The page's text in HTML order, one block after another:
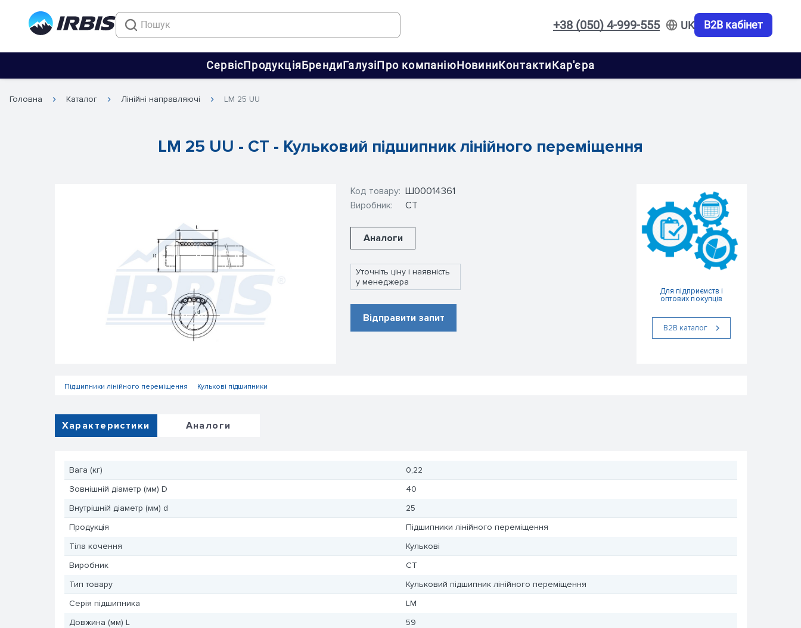
+38 (050) 4-999-555 UK B2B кабінет
СервісПродукціяБрендиГалузіПро компаніюНовиниКонтактиКар'єра
Головна Каталог Лінійні направляючі LM 25 UU
LM 25 UU - CT - Кульковий підшипник лінійного переміщення
Код товару:
Виробник:
Ш00014361
CT
Аналоги
Уточніть ціну і наявність
у менеджера
Відправити запит
Для підприємств і
оптових покупців
В2В каталог
Підшипники лінійного переміщення Кулькові підшипники
Характеристики Аналоги
Вага (кг)
0,22
Зовнішній діаметр (мм) D
40
Внутрішній діаметр (мм) d
25
Продукція
Підшипники лінійного переміщення
Тіла кочення
Кулькові
Виробник
CT
Тип товару
Кульковий підшипник лінійного переміщення
Серія підшипника
LM
Довжина (мм) L
59